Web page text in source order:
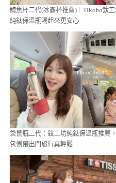
鯨魚杯二代(冰霸杯推薦)｜Tikobo鈦
純鈦保溫瓶喝起來更安心
袋鼠瓶二代：鈦工坊純鈦保溫瓶推薦
包側帶出門旅行真輕鬆